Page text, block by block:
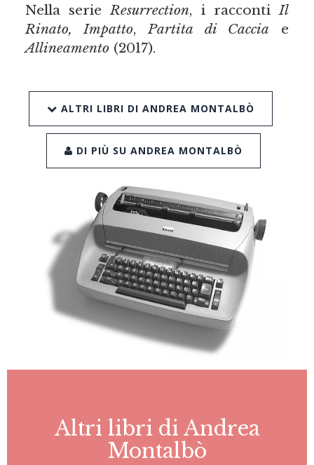
Nella serieResurrection, i raccontiIl
Rinato, Impatto,Partita di Caccia e
Allineamento(2017).
ALTRI LIBRI DI ANDREA MONTALBÒ
DI PIÙ SU ANDREA MONTALBÒ
Altri libri di Andrea
Montalbò